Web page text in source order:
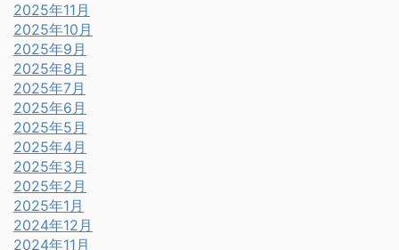
2025年11月
2025年10月
2025年9月
2025年8月
2025年7月
2025年6月
2025年5月
2025年4月
2025年3月
2025年2月
2025年1月
2024年12月
2024年11月